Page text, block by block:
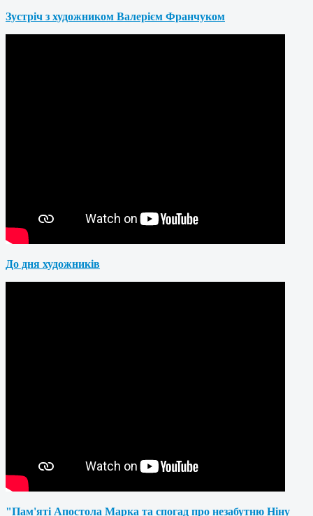
Зустріч з художником Валерієм Франчуком
До дня художників
"Пам'яті Апостола Марка та спогад про незабутню Ніну